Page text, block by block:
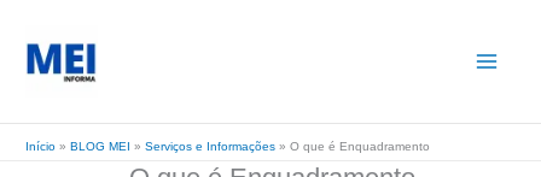
para
conteúdo
Início » BLOG MEI » Serviços e Informações » O que é Enquadramento